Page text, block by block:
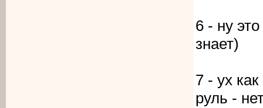
6 - ну
знает)
7 - ух
руль -